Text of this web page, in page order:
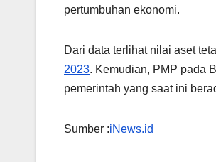
pertumbuhan ekonomi.
Dari data terlihat nilai aset
2023. Kemudian, PMP pada
pemerintah yang saat ini
Sumber :iNews.id